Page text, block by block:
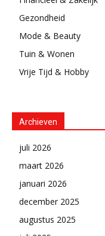
Gezondheid
Mode & Beauty
Tuin & Wonen
Vrije Tijd & Hobby
Archieven
juli 2026
maart 2026
januari 2026
december 2025
augustus 2025